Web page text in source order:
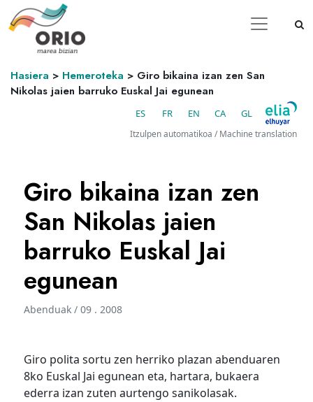
Hasiera > Hemeroteka > Giro bikaina izan zen San
Nikolas jaien barruko Euskal Jai egunean
ES FR EN CA GL
Itzulpen automatikoa / Machine translation
Giro bikaina izan zen
San Nikolas jaien
barruko Euskal Jai
egunean
Abenduak / 09 . 2008
Giro polita sortu zen herriko plazan abenduaren
8ko Euskal Jai egunean eta, hartara, bukaera
ederra izan zuten aurtengo sanikolasak.